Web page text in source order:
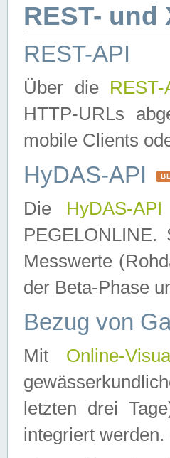
REST-
REST-API
Über die REST-
HTTP-URLs
mobile Clients
HyDAS-API
Die HyDAS-API
Messwerte
der Beta-Phase
Bezug von
Mit Online-
letzten drei
integriert werden.